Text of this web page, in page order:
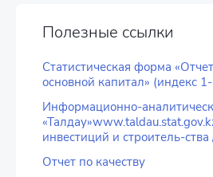
Полезные ссылки
Статистическая форма
основной капитал» (индекс
Информационно-
инвестиций и строитель-
Отчет по качеству